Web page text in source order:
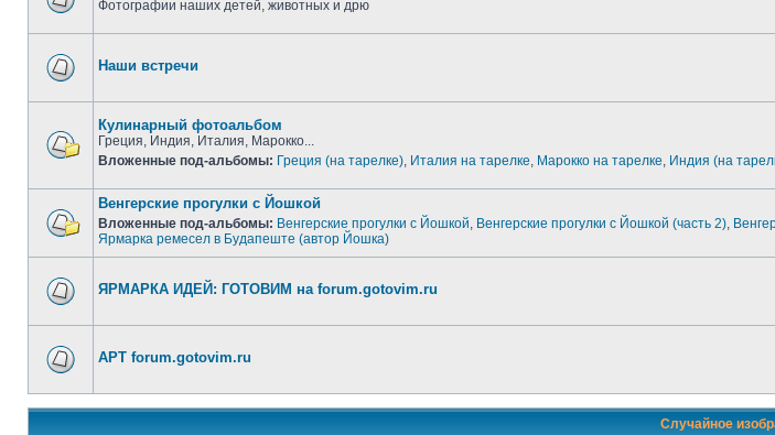
Фотографии наших детей, животных и дрю
Наши встречи
Кулинарный фотоальбом
Греция, Индия, Италия, Марокко...
Вложенные под-альбомы: Греция (на тарелке), Италия на тарелке, Марокко на тарелке, Индия (на
Венгерские прогулки с Йошкой
Вложенные под-альбомы: Венгерские прогулки с Йошкой, Венгерские прогулки с Йошкой (часть 2),
Ярмарка ремесел в Будапеште (автор Йошка)
ЯРМАРКА ИДЕЙ: ГОТОВИМ на forum.gotovim.ru
АРТ forum.gotovim.ru
Случайное